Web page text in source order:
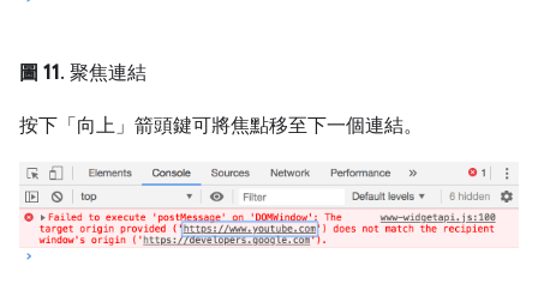
圖 11. 聚焦連結
按下「向上」 箭頭鍵可將焦點移至下一個連結。